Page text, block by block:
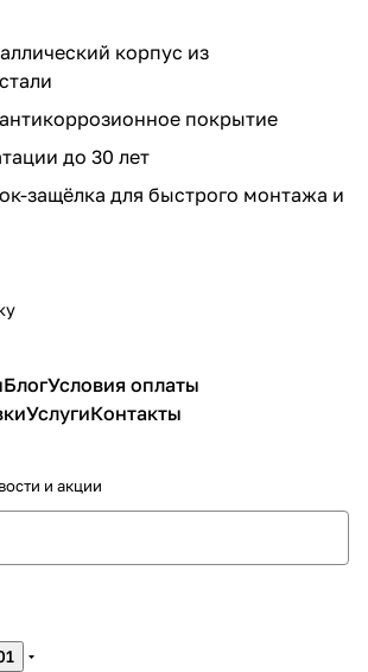
корпус из
покрытие
до 30 лет
защёлка для быстрого монтажа и
БлогУсловия оплаты
УслугиКонтакты
и акции